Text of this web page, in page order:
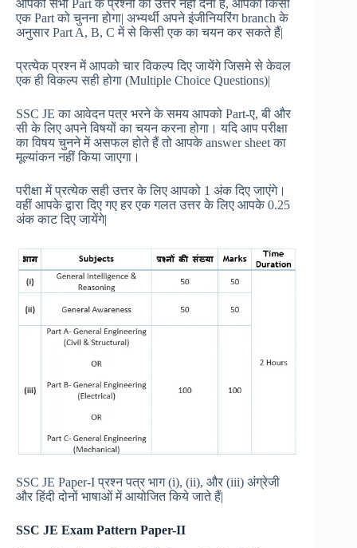
आपको सभी Part के प्रश्नो का उत्तर नहीं देना है, आपको किसी
एक Part को चुनना होगा| अभ्यर्थी अपने इंजीनियरिंग branch के
अनुसार Part A, B, C में से किसी एक का चयन कर सकते हैं|
प्रत्येक प्रश्न में आपको चार विकल्प दिए जायेंगे जिसमे से केवल
एक ही विकल्प सही होगा (Multiple Choice Questions)|
SSC JE का आवेदन पत्र भरने के समय आपको Part-ए, बी और
सी के लिए अपने विषयों का चयन करना होगा। यदि आप परीक्षा
का विषय चुनने में असफल होते हैं तो आपके answer sheet का
मूल्यांकन नहीं किया जाएगा।
परीक्षा में प्रत्येक सही उत्तर के लिए आपको 1 अंक दिए जाएंगे।
वहीं आपके द्वारा दिए गए हर एक गलत उत्तर के लिए आपके 0.25
अंक काट दिए जायेंगे|
SSC JE Paper-I प्रश्न पत्र भाग (i), (ii), और (iii) अंग्रेजी
और हिंदी दोनों भाषाओं में आयोजित किये जाते हैं|
SSC JE Exam Pattern Paper-II